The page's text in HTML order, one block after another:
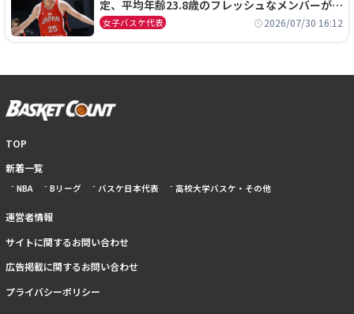
定、平均年齢23.8歳のフレッシュなメンバーが日
本開催の大舞台で頂点を狙う
女子バスケ代表 2026/07/30 16:12
TOP
新着一覧
NBA Bリーグ バスケ日本代表 高校大学バスケ・その他
運営者情報
サイトに関するお問い合わせ
広告掲載に関するお問い合わせ
プライバシーポリシー